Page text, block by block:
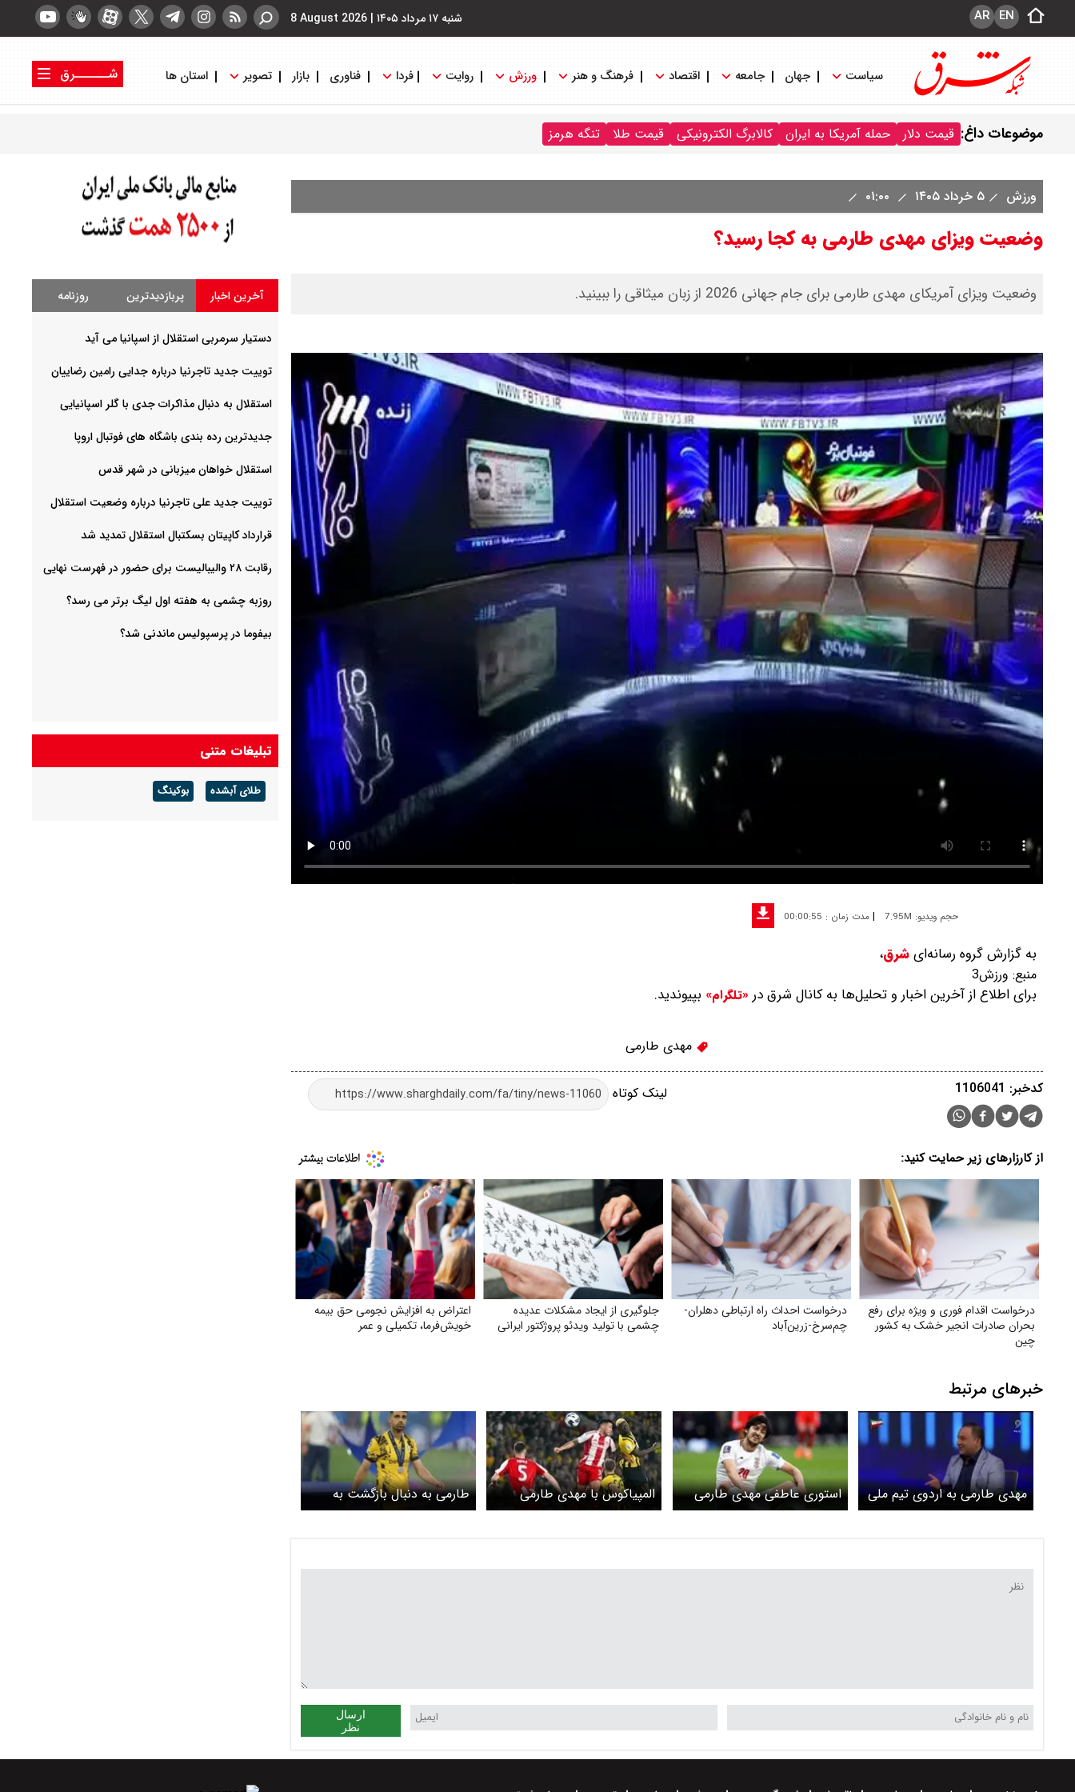
شنبه ۱۷ مرداد ۱۴۰۵ |
8 August 2026 EN
AR
سیاست جهان جامعه اقتصاد فرهنگ و هنر ورزش روایت فردا فناوری بازار تصویر استان ها
شــــــرق
موضوعات داغ: قیمت دلار حمله آمریکا به ایران کالابرگ الکترونیکی قیمت طلا تنگه هرمز
ورزش ۵ خرداد ۱۴۰۵
وضعیت ویزای مهدی طارمی به کجا رسید؟
وضعیت ویزای آمریکای مهدی طارمی برای جام جهانی 2026 از زبان میثاقی را ببینید.
حجم ویدیو: 7.95M | مدت زمان : 00:00:55
به گزارش گروه رسانه‌ایشرق،
منبع: ورزش3
برای اطلاع از آخرین اخبار و تحلیل‌ها به کانال شرق در «تلگرام» بپیوندید.
مهدی طارمی
لینک کوتاه کدخبر: 1106041
از کارزارهای زیر حمایت کنید:
درخواست اقدام فوری و ویژه برای رفع
بحران صادرات انجیر خشک به کشور
چین
درخواست احداث راه ارتباطی دهلران-
چم‌سرخ-زرین‌آباد
جلوگیری از ایجاد مشکلات عدیده
چشمی با تولید ویدئو پروژکتور ایرانی
اعتراض به افزایش نجومی حق بیمه
خویش‌فرما، تکمیلی و عمر
خبرهای مرتبط
مهدی طارمی به اردوی تیم ملی
اضافه می شود
استوری عاطفی مهدی طارمی
برای سردار آزمون
المپیاکوس با مهدی طارمی
راهی لیگ قهرمانان شد
طارمی به دنبال بازگشت به
روزهای اوج
ارسال
نظر
آخرین اخبار پربازدیدترین روزنامه
دستیار سرمربی استقلال از اسپانیا می آید
توییت جدید تاجرنیا درباره جدایی رامین رضاییان
استقلال به دنبال مذاکرات جدی با گلر اسپانیایی
جدیدترین رده بندی باشگاه های فوتبال اروپا
استقلال خواهان میزبانی در شهر قدس
توییت جدید علی تاجرنیا درباره وضعیت استقلال
قرارداد کاپیتان بسکتبال استقلال تمدید شد
رقابت ۲۸ والیبالیست برای حضور در فهرست نهایی
روزبه چشمی به هفته اول لیگ برتر می رسد؟
بیفوما در پرسپولیس ماندنی شد؟
تبلیغات متنی
طلای آبشده بوکینگ